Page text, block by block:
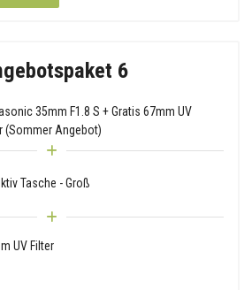
6
35mm F1.8 S + Gratis 67mm UV
(Sommer Angebot)
Tasche - Groß
UV Filter